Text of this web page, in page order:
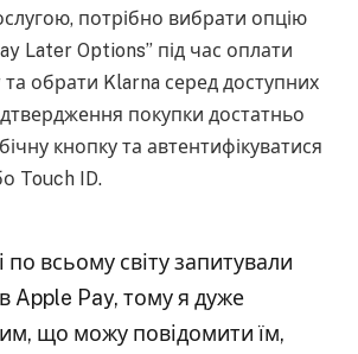
потрібно вибрати опцію
Later Options” під час оплати
обрати Klarna серед доступних
покупки достатньо
кнопку та автентифікуватися
Touch ID.
по всьому світу запитували
Apple Pay, тому я дуже
що можу повідомити їм,